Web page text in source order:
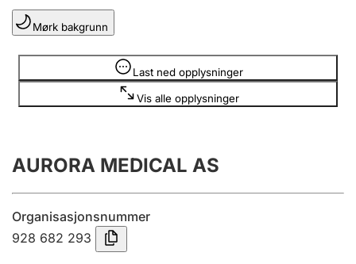
Lag og forening
Registrere, endre, slette
Årsregnskap
Innsending og forsinkelsesgebyr
Mørk bakgrunn
Last ned opplysninger
Vis alle opplysninger
Opplysninger er skjult
AURORA MEDICAL AS
Organisasjonsnummer
928 682 293